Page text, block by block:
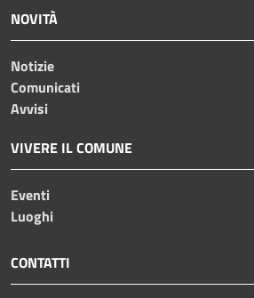
NOVITÀ
Notizie
Comunicati
Avvisi
VIVERE IL COMUNE
Eventi
Luoghi
CONTATTI